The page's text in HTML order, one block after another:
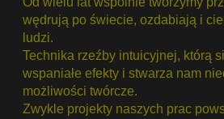
wędrują po świecie, ozdabiają i
ludzi.
Technika rzeźby intuicyjnej, którą
wspaniałe efekty i stwarza nam
możliwości twórcze.
Zwykle projekty naszych prac